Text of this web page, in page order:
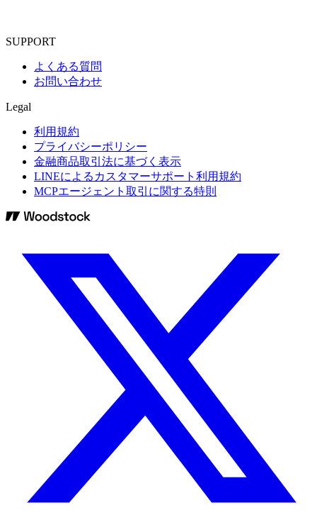
SUPPORT
よくある質問
お問い合わせ
Legal
利用規約
プライバシーポリシー
金融商品取引法に基づく表示
LINEによるカスタマーサポート利用規約
MCPエージェント取引に関する特則